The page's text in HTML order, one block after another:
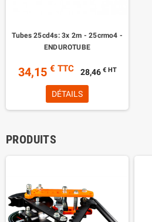
Tubes 25cd4s: 3x 2m - 25crmo4 -
ENDUROTUBE
34,15 € TTC 28,46 € HT
DÉTAILS
PRODUITS